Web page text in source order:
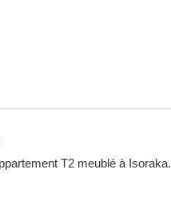
T2 meublé à Isoraka.